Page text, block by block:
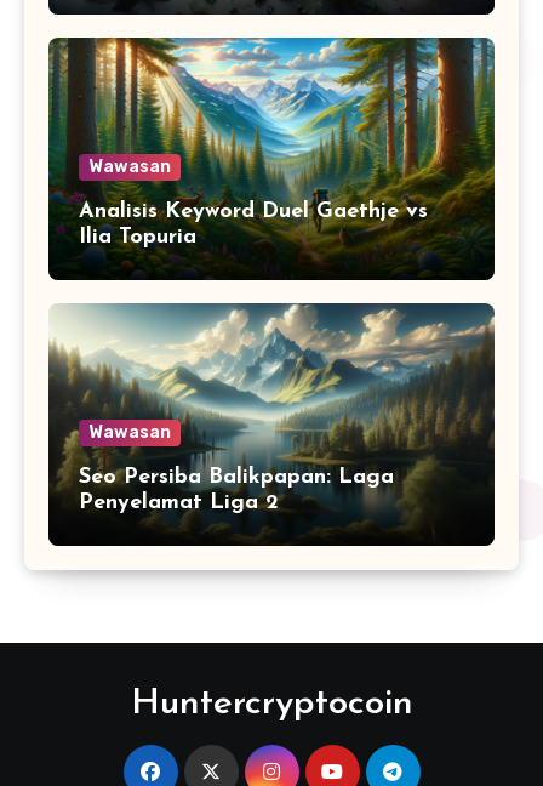
Wawasan
Analisis Keyword Duel Gaethje vs
Ilia Topuria
Wawasan
Seo Persiba Balikpapan: Laga
Penyelamat Liga 2
Huntercryptocoin